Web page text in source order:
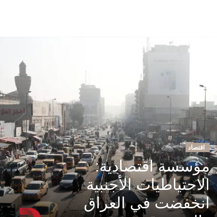
اقتصاد
مؤسسة اقتصادية:
الاحتياطيات الأجنبية
انخفضت في العراق